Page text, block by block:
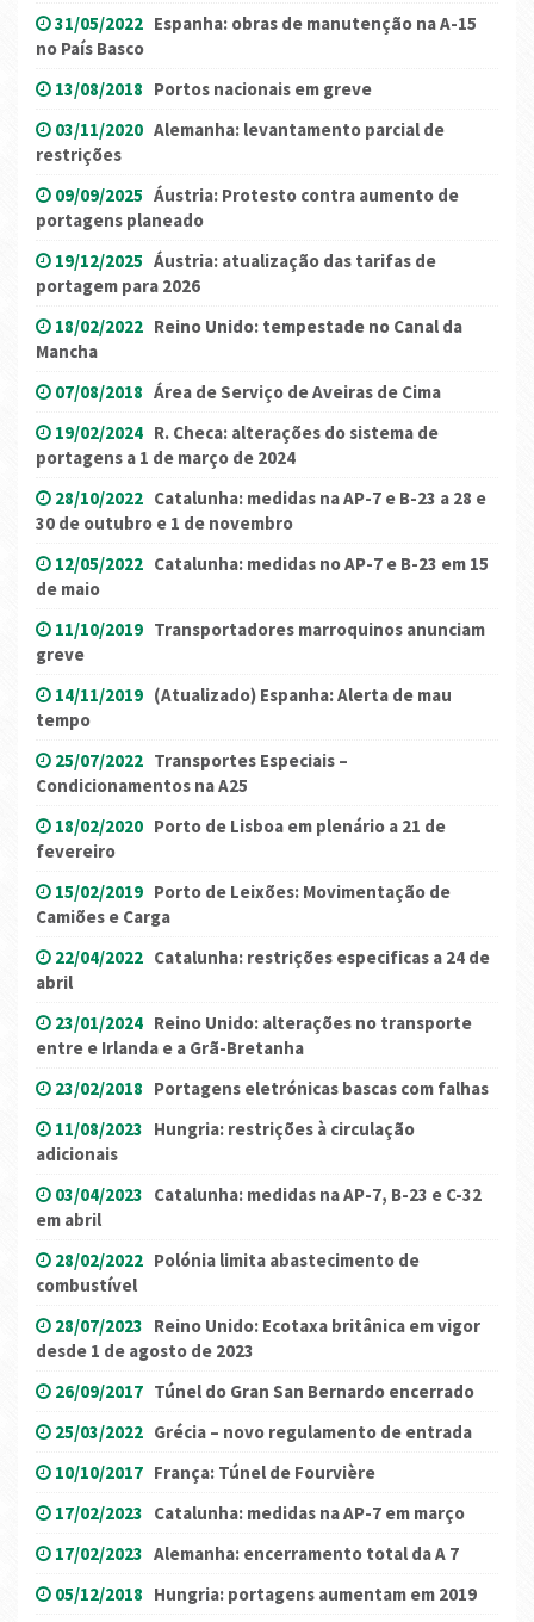
31/05/2022 Espanha: obras de manutenção na A-15
no País Basco
13/08/2018 Portos nacionais em greve
03/11/2020 Alemanha: levantamento parcial de
restrições
09/09/2025 Áustria: Protesto contra aumento de
portagens planeado
19/12/2025 Áustria: atualização das tarifas de
portagem para 2026
18/02/2022 Reino Unido: tempestade no Canal da
Mancha
07/08/2018 Área de Serviço de Aveiras de Cima
19/02/2024 R. Checa: alterações do sistema de
portagens a 1 de março de 2024
28/10/2022 Catalunha: medidas na AP-7 e B-23 a 28 e
30 de outubro e 1 de novembro
12/05/2022 Catalunha: medidas no AP-7 e B-23 em 15
de maio
11/10/2019 Transportadores marroquinos anunciam
greve
14/11/2019 (Atualizado) Espanha: Alerta de mau
tempo
25/07/2022 Transportes Especiais –
Condicionamentos na A25
18/02/2020 Porto de Lisboa em plenário a 21 de
fevereiro
15/02/2019 Porto de Leixões: Movimentação de
Camiões e Carga
22/04/2022 Catalunha: restrições especificas a 24 de
abril
23/01/2024 Reino Unido: alterações no transporte
entre e Irlanda e a Grã-Bretanha
23/02/2018 Portagens eletrónicas bascas com falhas
11/08/2023 Hungria: restrições à circulação
adicionais
03/04/2023 Catalunha: medidas na AP-7, B-23 e C-32
em abril
28/02/2022 Polónia limita abastecimento de
combustível
28/07/2023 Reino Unido: Ecotaxa britânica em vigor
desde 1 de agosto de 2023
26/09/2017 Túnel do Gran San Bernardo encerrado
25/03/2022 Grécia – novo regulamento de entrada
10/10/2017 França: Túnel de Fourvière
17/02/2023 Catalunha: medidas na AP-7 em março
17/02/2023 Alemanha: encerramento total da A 7
05/12/2018 Hungria: portagens aumentam em 2019